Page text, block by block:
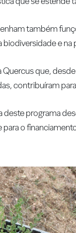
também
e na
que,
contribuíram
programa
o